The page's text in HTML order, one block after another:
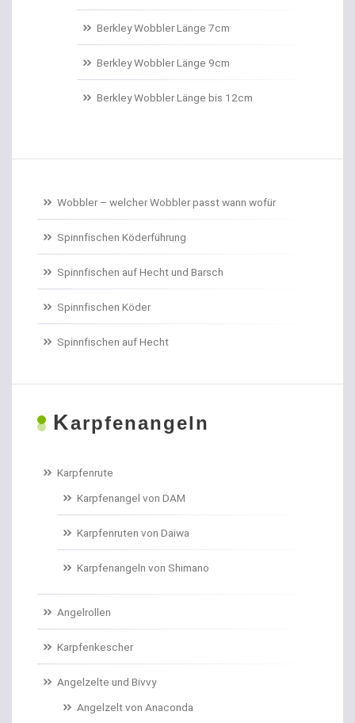
Birnenbleie
Bissanzeiger
Bivytable
Bleisets
Blinker
Bodentaster
Boilies
Brandungs- / Weitwurfrollen
Brandungsbleie
Brothaken gebunden
Berkley Wobbler Länge 7cm
Berkley Wobbler Länge 9cm
Berkley Wobbler Länge bis 12cm
Wobbler – welcher Wobbler passt wann wofür
Spinnfischen Köderführung
Spinnfischen auf Hecht und Barsch
Spinnfischen Köder
Spinnfischen auf Hecht
Karpfenangeln
Karpfenrute
Karpfenangel von DAM
Karpfenruten von Daiwa
Karpfenangeln von Shimano
Angelrollen
Karpfenkescher
Angelzelte und Bivvy
Angelzelt von Anaconda